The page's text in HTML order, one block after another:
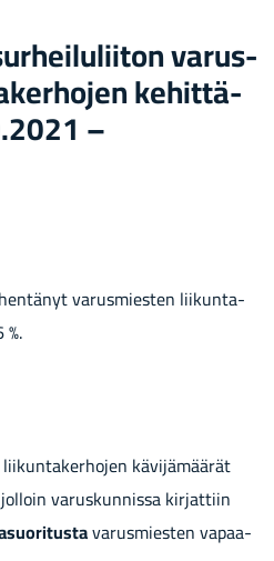
va­rus­
ke­hit­tä­
–
va­rus­mies­ten lii­kun­ta­
kä­vi­jä­mää­rät
va­rus­kun­nis­sa kir­jat­tiin
va­rus­mies­ten vapaa-​